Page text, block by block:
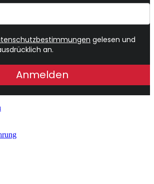
gelesen und
an.
Anmelden